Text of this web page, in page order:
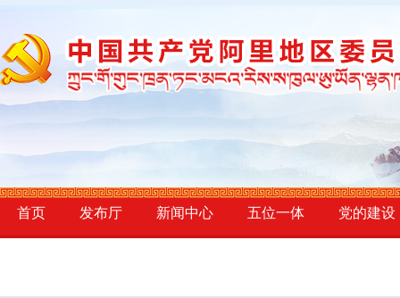
首页 发布厅 新闻中心 五位一体 党的建设